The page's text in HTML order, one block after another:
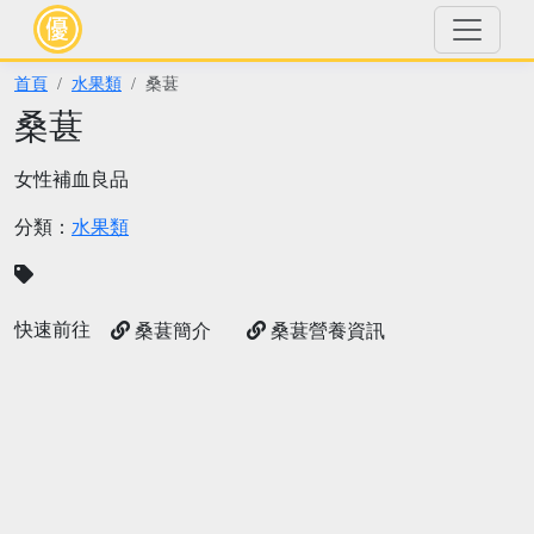
首頁 水果類 桑葚
桑葚
女性補血良品
分類： 水果類
快速前往 桑葚簡介 桑葚營養資訊